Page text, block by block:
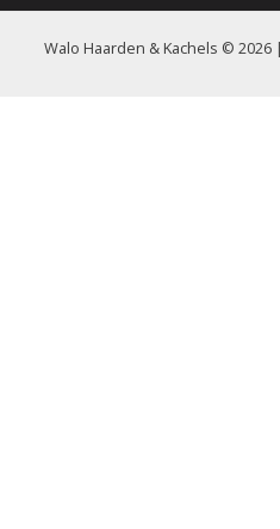
Walo Haarden & Kachels ©